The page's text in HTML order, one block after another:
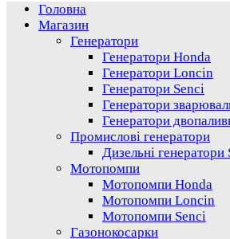
Головна
Магазин
Генератори
Генератори Honda
Генератори Loncin
Генератори Senci
Генератори
Генератори
Промислові генератори
Дизельні генератори
Мотопомпи
Мотопомпи Honda
Мотопомпи Loncin
Мотопомпи Senci
Газонокосарки